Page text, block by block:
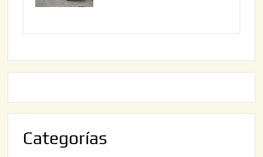
0
6
o
o
2
Categorías